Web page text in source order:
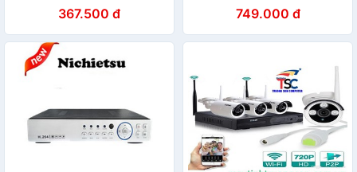
367.500 đ 749.000 đ